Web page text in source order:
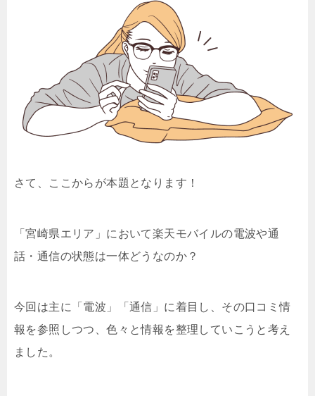
さて、ここからが本題となります！
「宮崎県エリア」において楽天モバイルの電波や通
話・通信の状態は一体どうなのか？
今回は主に「電波」「通信」に着目し、その口コミ情
報を参照しつつ、色々と情報を整理していこうと考え
ました。